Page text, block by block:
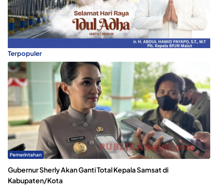
Terpopuler
Pemerintahan
Gubernur Sherly Akan Ganti Total Kepala Samsat di
Kabupaten/Kota